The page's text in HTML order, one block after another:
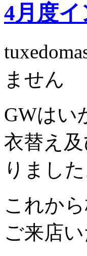
4月度
ません
GWはい
衣替え
りました
これか
ご来店